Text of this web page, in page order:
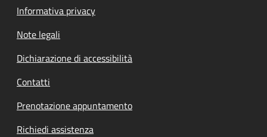
Informativa privacy
Note legali
Dichiarazione di accessibilità
Contatti
Prenotazione appuntamento
Richiedi assistenza